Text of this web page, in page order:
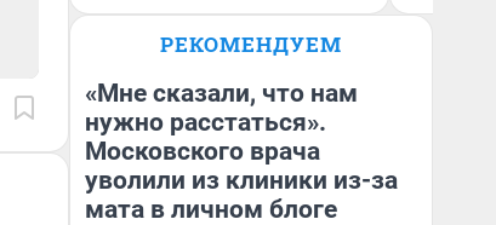
РЕКОМЕНДУЕМ
«Мне сказали, что нам
нужно расстаться».
Московского врача
уволили из клиники из-за
мата в личном блоге